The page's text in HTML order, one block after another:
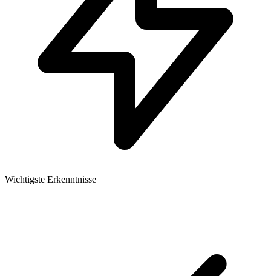
Wichtigste Erkenntnisse